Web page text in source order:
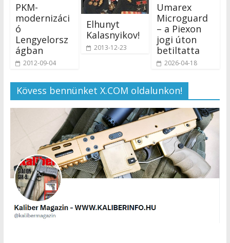
PKM-
modernizáci
ó
Lengyelorsz
ágban
2012-09-04
Elhunyt
Kalasnyikov!
2013-12-23
Umarex
Microguard
– a Piexon
jogi úton
betiltatta
2026-04-18
Kövess bennünket X.COM oldalunkon!